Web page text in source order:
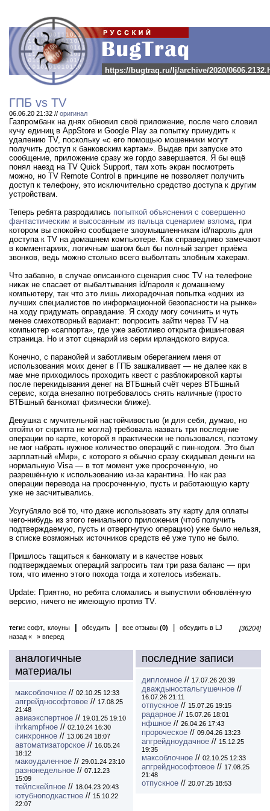
https://bugtraq.ru/lj/archive/2020/
ГПБ vs TV
06.06.20 21:32 // оригинал
Газпромбанк на днях обновил своё приложение, после чего словил
кучу единиц в AppStore и Google Play за попытку принудить к
удалению TV, поскольку «с его помощью мошенники могут
получить доступ к банковским картам». Выдав при запуске это
сообщение, приложение сразу же гордо завершается. Я бы ещё
понял наезд на TV Quick Support, там хоть экран посмотреть
можно, но TV Remote Control в принципе не позволяет получить
доступ к телефону, это исключительно средство доступа к другим
устройствам.
Теперь ребята разродились попыткой объяснения с совершенно
фантастическим и высосанным из пальца сценарием взлома, при
котором вы спокойно сообщаете злоумышленникам id/пароль для
доступа к TV на домашнем компьютере. Как справедливо замечают
в комментариях, логичным шагом был бы полный запрет приёма
звонков, ведь можно столько всего выболтать злобным хакерам.
Что забавно, в случае описанного сценария снос TV на телефоне
никак не спасает от выбалтывания id/пароля к домашнему
компьютеру, так что это лишь лихорадочная попытка «одних из
лучших специалистов по информационной безопасности на рынке»
на ходу придумать оправдание. Я сходу могу сочинить и чуть
менее смехотворный вариант: попросить зайти через TV на
компьютер «саппорта», где уже заботливо открыта фишинговая
страница. Но и этот сценарий из серии ирландского вируса.
Конечно, с паранойей и заботливым обереганием меня от
использования моих денег в ГПБ зашкаливает — не далее как в
мае мне приходилось проходить квест с разблокировкой карты
после перекидывания денег на ВТБшный счёт через ВТБшный
сервис, когда внезапно потребовалось снять наличные (просто
ВТБшный банкомат физически ближе).
Девушка с мучительной настойчивостью (и для себя, думаю, но
отойти от скрипта не могла) требовала назвать три последние
операции по карте, которой я практически не пользовался, поэтому
не мог набрать нужное количество операций с пин-кодом. Это был
зарплатный «Мир», с которого я обычно сразу скидывал деньги на
нормальную Visa — в тот момент уже просроченную, но
разрешённую к использованию из-за карантина. Но как раз
операции перевода на просроченную, пусть и работающую карту
уже не засчитывались.
Усугубляло всё то, что даже использовать эту карту для оплаты
чего-нибудь из этого гениального приложения (чтоб получить
подтверждаемую, пусть и отвергнутую операцию) уже было нельзя,
в списке возможных источников средств её уже тупо не было.
Пришлось тащиться к банкомату и в качестве новых
подтверждаемых операций запросить там три раза баланс — при
том, что именно этого похода тогда и хотелось избежать.
Update: Приятно, но ребята сломались и выпустили обновлённую
версию, ничего не имеющую против TV.
теги: софт, клоуны обсудить все отзывы (0) обсудить в LJ
[36204]
назад «
» вперед
аналогичные
материалы
максоблочное // 02.10.25 12:33
апгрейднософтовое // 17.08.25
21:48
авиаэкспертное // 19.01.25 19:10
ihrkampfное // 02.10.24 16:30
синхронное // 13.06.24 18:07
автоматизаторское // 16.05.24
18:12
макоудаленное // 29.01.24 23:10
разнонедельное // 07.12.23
15:09
тейлскейлное // 18.04.23 20:43
ютубноподкастное // 15.10.22
22:07
последние записи
дипломное // 17.07.26 20:39
дваждыностальгушечное //
16.07.26 21:11
отпускное // 15.07.26 19:15
радарное // 15.07.26 18:01
нфшное // 26.04.26 17:43
пророческое // 09.04.26 13:23
апгрейдноудачное // 15.12.25
19:35
максоблочное // 02.10.25 12:33
апгрейднософтовое // 17.08.25
21:48
отпускное // 20.07.25 18:53